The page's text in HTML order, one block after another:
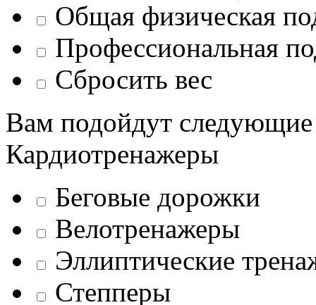
Общая физическая
Профессиональная
Сбросить вес
Вам подойдут
Кардиотренажеры
Беговые дорожки
Велотренажеры
Эллиптические
Степперы